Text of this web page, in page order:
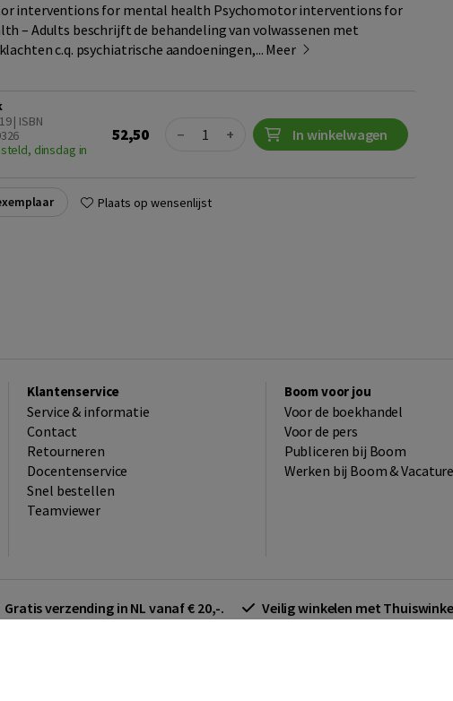
interventions for mental health Psychomotor interventions for
– Adults beschrijft de behandeling van volwassenen met
c.q. psychiatrische aandoeningen,... Meer
| ISBN
dinsdag in
52,50 Quantity
− + In winkelwagen
Plaats op wensenlijst
Klantenservice
Service & informatie
Contact
Retourneren
Docentenservice
Snel bestellen
Teamviewer
Boom voor jou
Voor de boekhandel
Voor de pers
Publiceren bij Boom
Werken bij Boom &
Gratis verzending in NL vanaf € 20,-. Veilig winkelen met